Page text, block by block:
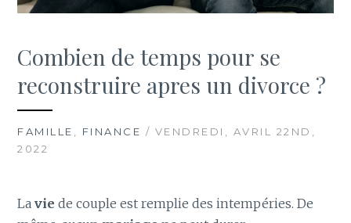
Combien de temps pour se
reconstruire apres un divorce ?
FAMILLE FINANCE / VENDREDI, AVRIL 22ND,
2022
Laviede couple est remplie des intempéries. De